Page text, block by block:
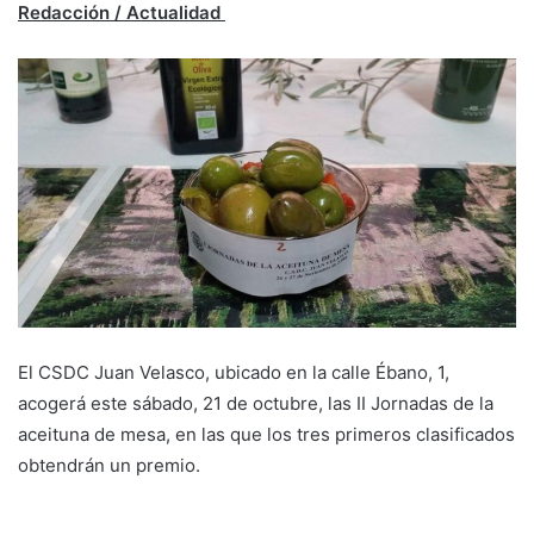
Redacción / Actualidad
El CSDC Juan Velasco, ubicado en la calle Ébano, 1,
acogerá este sábado, 21 de octubre, las II Jornadas de la
aceituna de mesa, en las que los tres primeros clasificados
obtendrán un premio.